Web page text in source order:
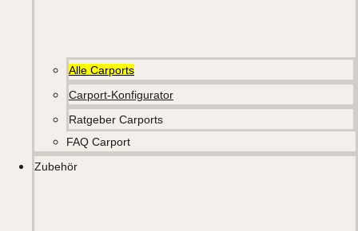
Alle Carports
Carport-Konfigurator
Ratgeber Carports
FAQ Carport
Zubehör